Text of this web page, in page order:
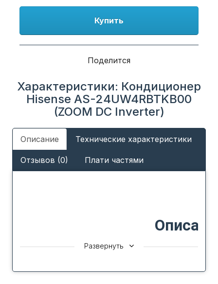
Купить
Поделится
Характеристики: Кондиционер
Hisense AS-24UW4RBTKB00
(ZOOM DC Inverter)
Описание Технические характеристики
Отзывов (0) Плати частями
Развернуть